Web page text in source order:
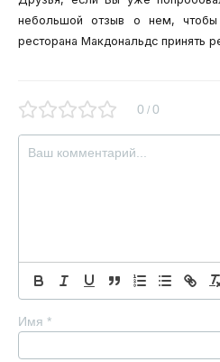
небольшой отзыв о нем, чтобы
ресторана Макдональдс принять
0 / 0
Имя *